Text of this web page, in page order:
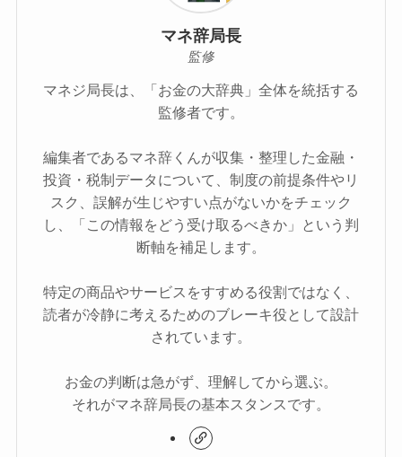
マネ辞局長
監修
マネジ局長は、「お金の大辞典」全体を統括する
監修者です。
編集者であるマネ辞くんが収集・整理した金融・
投資・税制データについて、制度の前提条件やリ
スク、誤解が生じやすい点がないかをチェック
し、「この情報をどう受け取るべきか」という判
断軸を補足します。
特定の商品やサービスをすすめる役割ではなく、
読者が冷静に考えるためのブレーキ役として設計
されています。
お金の判断は急がず、理解してから選ぶ。
それがマネ辞局長の基本スタンスです。